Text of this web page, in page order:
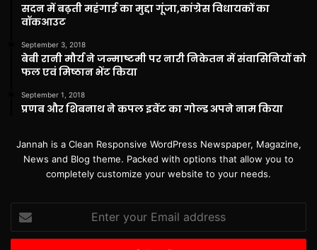
सदन में बढ़ती महंगाई का मुद्दा गूंजा,कांग्रेस विधायकों का
वॉकआउट
September 3, 2018
बेबी रानी मौर्य ने जन्माष्टमी पर नारी निकेतन में संवासिनियों को
फल एवं मिष्ठान भेंट किया
September 1, 2018
प्रणब और शिबनाथ ने कपल इवेंट का गोल्ड अपने नाम किया
Jannah is a Clean Responsive WordPress Newspaper, Magazine,
News and Blog theme. Packed with options that allow you to
completely customize your website to your needs.
your
Email